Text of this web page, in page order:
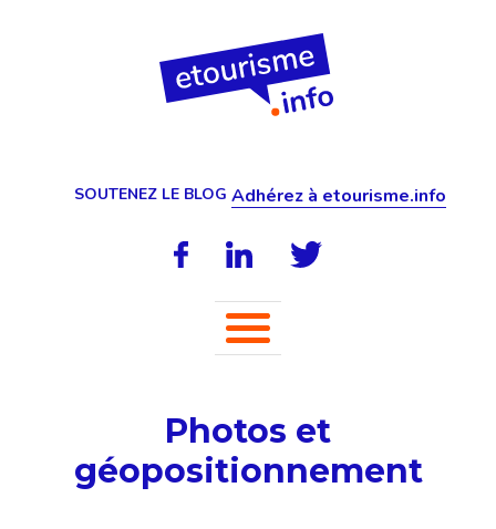
SOUTENEZ LE BLOG Adhérez à etourisme.info
Photos et
géopositionnement